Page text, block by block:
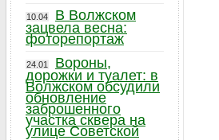
10.04
В Волжском
зацвела весна:
фоторепортаж
24.01
Вороны,
дорожки и туалет: в
Волжском обсудили
обновление
заброшенного
участка сквера на
улице Советской